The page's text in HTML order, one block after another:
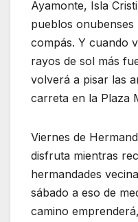
Ayamonte, Isla
pueblos
compás. Y cuando
rayos de sol más
volverá a pisar las
carreta en la Plaza
Viernes de
disfruta mientras
hermandades
sábado a eso de
camino